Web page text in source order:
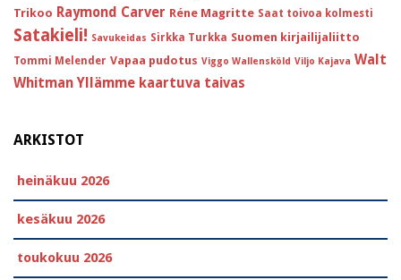
Trikoo Raymond Carver Réne Magritte Saat toivoa kolmesti
Satakieli! Savukeidas Sirkka Turkka Suomen kirjailijaliitto
Tommi Melender Vapaa pudotus Viggo Wallensköld Viljo Kajava Walt
Whitman Yllämme kaartuva taivas
ARKISTOT
heinäkuu 2026
kesäkuu 2026
toukokuu 2026